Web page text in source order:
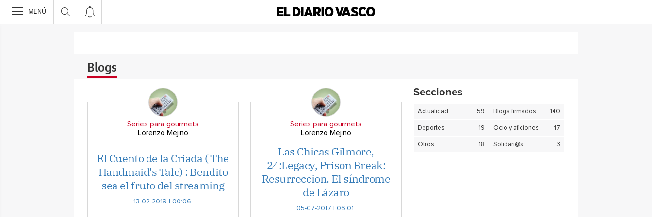
>
MENÚ
Blogs
Series para gourmets
Lorenzo Mejino
El Cuento de la Criada ( The
Handmaid's Tale) : Bendito
sea el fruto del streaming
13-02-2019 | 00:06
Series para gourmets
Lorenzo Mejino
Las Chicas Gilmore,
24:Legacy, Prison Break:
Resurreccion. El síndrome
de Lázaro
05-07-2017 | 06:01
Secciones
Actualidad 59 Blogs firmados 140
Deportes 19 Ocio y aficiones 17
Otros 18 Solidari@s 3